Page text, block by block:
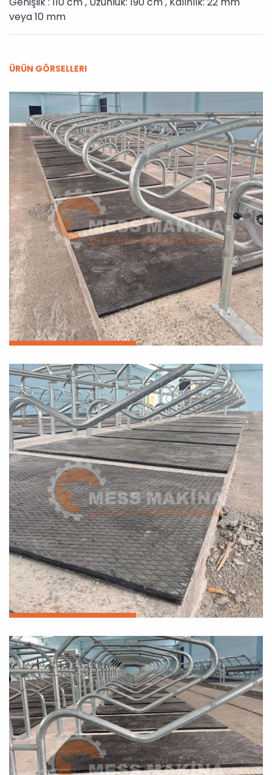
veya 10 mm
ÜRÜN GÖRSELLERI